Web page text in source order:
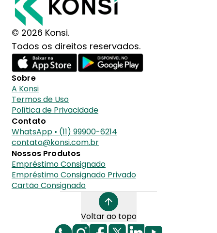
© 2026 Konsi.
Todos os direitos reservados.
Sobre
A Konsi
Termos de Uso
Política de Privacidade
Contato
WhatsApp • (11) 99900-6214
contato@konsi.com.br
Nossos Produtos
Empréstimo Consignado
Empréstimo Consignado Privado
Cartão Consignado
Voltar ao topo